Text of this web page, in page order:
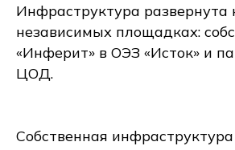
Инфраструктура развернута
независимых площадках:
«Инферит» в ОЭЗ «Исток» и
ЦОД.
Собственная инфраструктура